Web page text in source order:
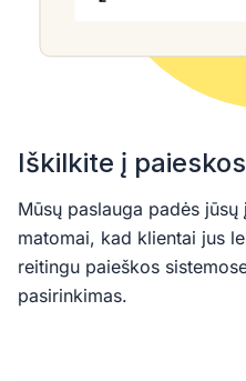
Iškilkite į
Mūsų paslauga padės
matomai, kad klientai jus
reitingu paieškos
pasirinkimas.